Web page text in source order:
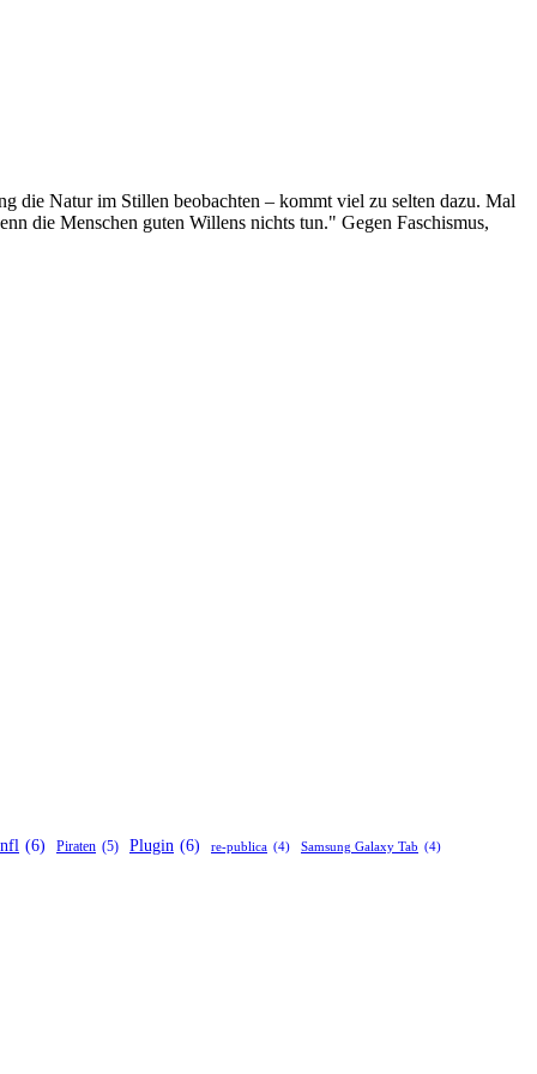
die Natur im Stillen beobachten – kommt viel zu selten dazu. Mal
die Menschen guten Willens nichts tun." Gegen Faschismus,
nfl (6) Piraten (5) Plugin (6) re-publica (4) Samsung Galaxy Tab (4)